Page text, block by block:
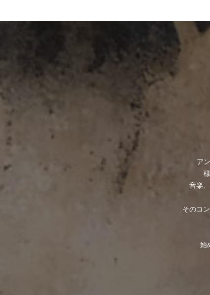
ア
音楽
そのコ
始